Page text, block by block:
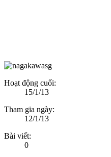
Hoạt động cuối:
15/1/13
Tham gia ngày:
12/1/13
Bài viết:
0